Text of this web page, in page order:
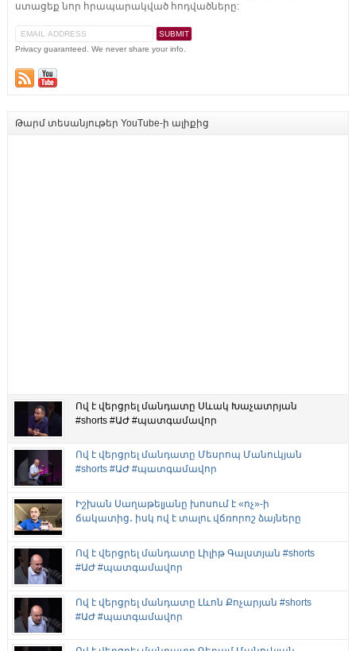
ստացեք նոր հրապարակված հոդվածները:
Privacy guaranteed. We never share your info.
Թարմ տեսանյութեր YouTube-ի ալիքից
Ով է վերցրել մանդատը Սևակ Խաչատրյան
#shorts #ԱԺ #պատգամավոր
Ով է վերցրել մանդատը Մեսրոպ Մանուկյան
#shorts #ԱԺ #պատգամավոր
Իշխան Սաղաթելյանը խոսում է «ոչ»-ի
ճակատից․ իսկ ով է տալու վճռորոշ ձայները
Ով է վերցրել մանդատը Լիլիթ Գալստյան #shorts
#ԱԺ #պատգամավոր
Ով է վերցրել մանդատը Լևոն Քոչարյան #shorts
#ԱԺ #պատգամավոր